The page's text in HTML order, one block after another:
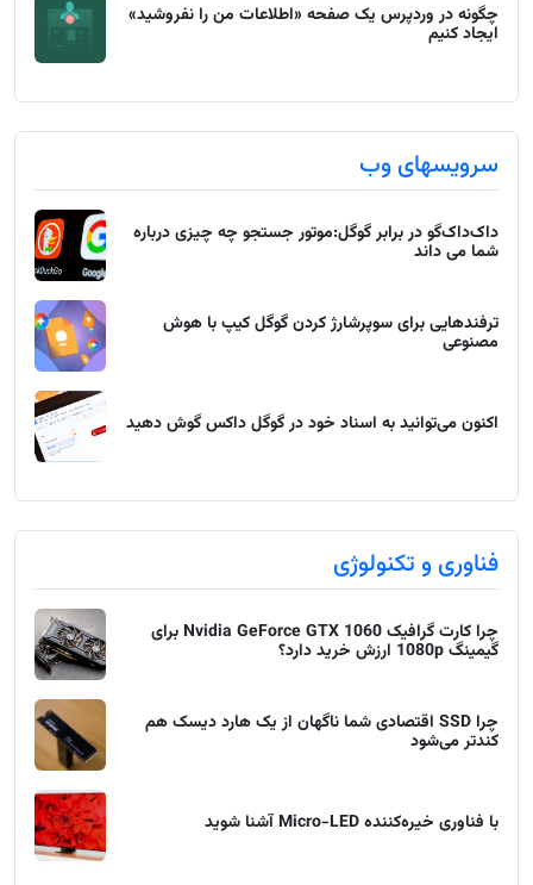
چگونه در وردپرس یک صفحه «اطلاعات من را نفروشید»
ایجاد کنیم
سرویسهای وب
داک‌داک‌گو در برابر گوگل:موتور جستجو چه چیزی درباره
شما می داند
ترفندهایی برای سوپرشارژ کردن گوگل کیپ با هوش
مصنوعی
اکنون می‌توانید به اسناد خود در گوگل داکس گوش دهید
فناوری و تکنولوژی
چرا کارت گرافیک Nvidia GeForce GTX 1060 برای
گیمینگ 1080p ارزش خرید دارد؟
چرا SSD اقتصادی شما ناگهان از یک هارد دیسک هم
کندتر می‌شود
با فناوری خیره‌کننده Micro-LED آشنا شوید